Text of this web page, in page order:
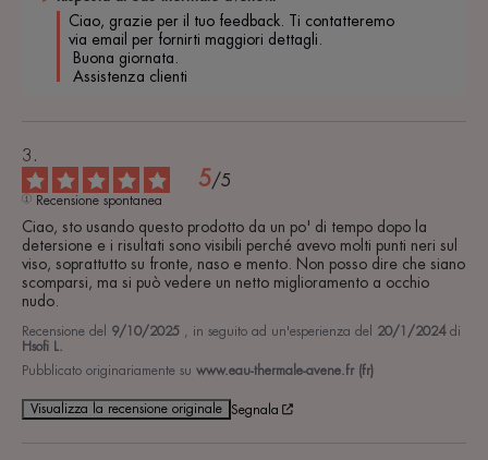
Ciao, grazie per il tuo feedback. Ti contatteremo
via email per fornirti maggiori dettagli.
Assistenza clienti
5/5
Recensione spontanea
Ciao, sto usando questo prodotto da un po' di tempo dopo la
detersione e i risultati sono visibili perché avevo molti punti neri sul
viso, soprattutto su fronte, naso e mento. Non posso dire che siano
scomparsi, ma si può vedere un netto miglioramento a occhio
nudo.
Recensione del 9/10/2025 , in seguito ad un'esperienza del 20/1/2024 di
Hsofi L.
Pubblicato originariamente su www.eau-thermale-avene.fr (fr)
Visualizza la recensione originale Segnala